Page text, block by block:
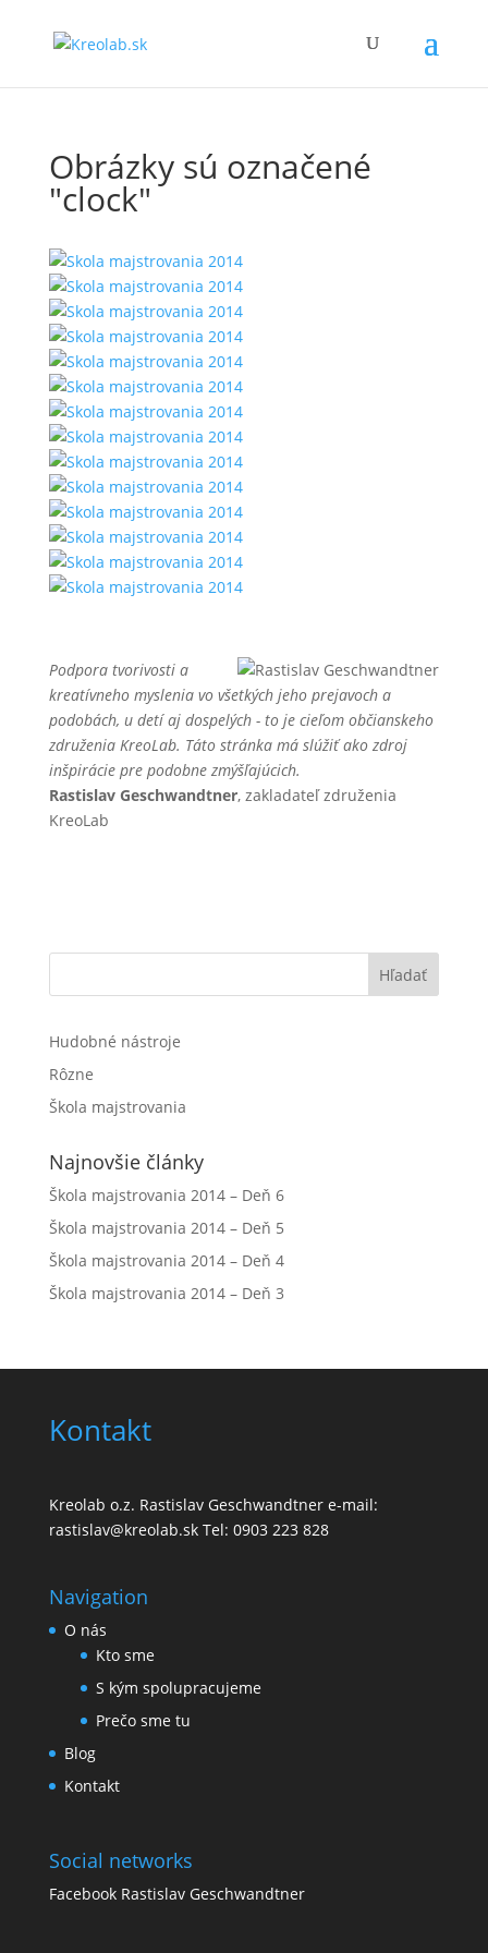
Obrázky sú označené
"clock"
Podpora tvorivosti a
kreatívneho myslenia vo všetkých jeho prejavoch a
podobách, u detí aj dospelých - to je cieľom občianskeho
združenia KreoLab. Táto stránka má slúžiť ako zdroj
inšpirácie pre podobne zmýšľajúcich.
Rastislav Geschwandtner, zakladateľ združenia
KreoLab
Hľadať
Hudobné nástroje
Rôzne
Škola majstrovania
Najnovšie články
Škola majstrovania 2014 – Deň 6
Škola majstrovania 2014 – Deň 5
Škola majstrovania 2014 – Deň 4
Škola majstrovania 2014 – Deň 3
Kontakt
Kreolab o.z. Rastislav Geschwandtner e-mail:
rastislav@kreolab.sk Tel: 0903 223 828
Navigation
O nás
Kto sme
S kým spolupracujeme
Prečo sme tu
Blog
Kontakt
Social networks
Facebook Rastislav Geschwandtner